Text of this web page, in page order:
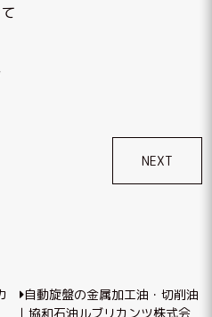
NEXT
自動旋盤の金属加工油・切削油
｜協和石油ルブリカンツ株式会